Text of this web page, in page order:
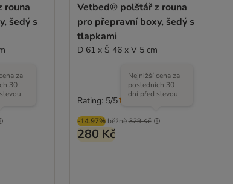
rouna
šedý s
za
30
Vetbed® polštář z rouna
pro přepravní boxy, šedý s
tlapkami
D 61 x Š 46 x V 5 cm
-14.97% běžně329 Kč
Nejnižší cena za
posledních 30
dní před slevou
280 Kč
Rating: 5/5